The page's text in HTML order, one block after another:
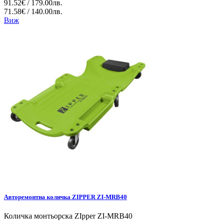
91.52€ / 179.00лв.
71.58€ / 140.00лв.
Виж
Авторемонтна количка ZIPPER ZI-MRB40
Количка монтьорска ZIpper ZI-MRB40